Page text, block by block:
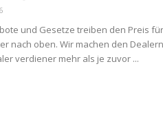
und Gesetze treiben den Preis
nach oben. Wir machen den
verdiener mehr als je zuvor ...